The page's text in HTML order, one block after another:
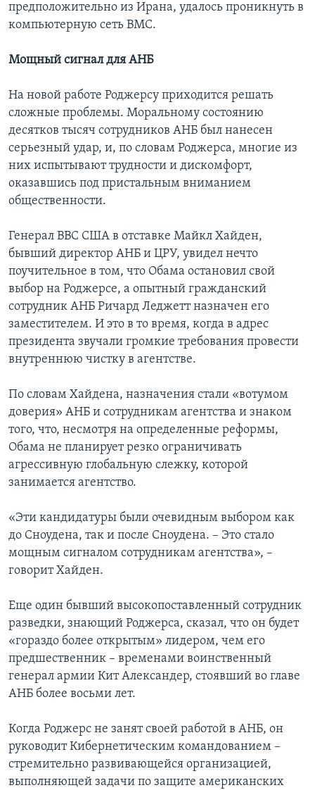
предположительно из Ирана, удалось проникнуть в
компьютерную сеть ВМС.
Мощный сигнал для АНБ
На новой работе Роджерсу приходится решать
сложные проблемы. Моральному состоянию
десятков тысяч сотрудников АНБ был нанесен
серьезный удар, и, по словам Роджерса, многие из
них испытывают трудности и дискомфорт,
оказавшись под пристальным вниманием
общественности.
Генерал ВВС США в отставке Майкл Хайден,
бывший директор АНБ и ЦРУ, увидел нечто
поучительное в том, что Обама остановил свой
выбор на Роджерсе, а опытный гражданский
сотрудник АНБ Ричард Леджетт назначен его
заместителем. И это в то время, когда в адрес
президента звучали громкие требования провести
внутреннюю чистку в агентстве.
По словам Хайдена, назначения стали «вотумом
доверия» АНБ и сотрудникам агентства и знаком
того, что, несмотря на определенные реформы,
Обама не планирует резко ограничивать
агрессивную глобальную слежку, которой
занимается агентство.
«Эти кандидатуры были очевидным выбором как
до Сноудена, так и после Сноудена. – Это стало
мощным сигналом сотрудникам агентства», –
говорит Хайден.
Еще один бывший высокопоставленный сотрудник
разведки, знающий Роджерса, сказал, что он будет
«гораздо более открытым» лидером, чем его
предшественник – временами воинственный
генерал армии Кит Александер, стоявший во главе
АНБ более восьми лет.
Когда Роджерс не занят своей работой в АНБ, он
руководит Кибернетическим командованием –
стремительно развивающейся организацией,
выполняющей задачи по защите американских